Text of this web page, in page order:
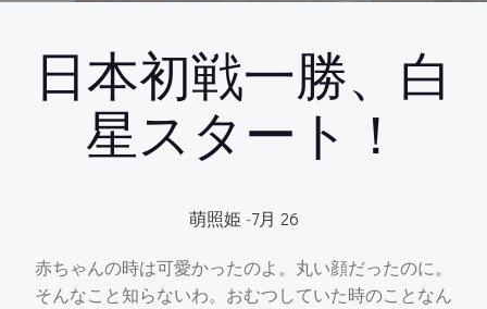
日本初戦一勝、白
星スタート！
萌照姫 -7月 26
赤ちゃんの時は可愛かったのよ。丸い顔だったのに。
そんなこと知らないわ。おむつしていた時のことなん